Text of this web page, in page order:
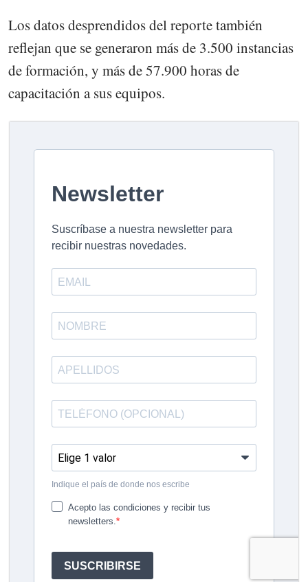
Los datos desprendidos del reporte también
reflejan que se generaron más de 3.500 instancias
de formación, y más de 57.900 horas de
capacitación a sus equipos.